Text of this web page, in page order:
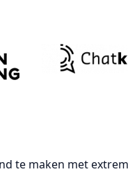
te maken met